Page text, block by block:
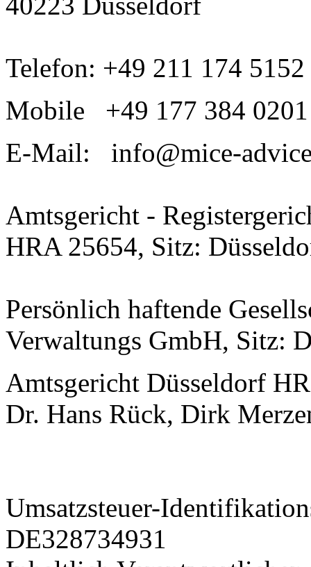
Telefon: +49 211 174 5152
Mobile +49 177 384 0201
E-Mail: info@mice-
Amtsgericht -
HRA 25654, Sitz:
Persönlich haftende
Verwaltungs GmbH, Sitz:
Amtsgericht Düsseldorf
Dr. Hans Rück, Dirk
Umsatzsteuer-
DE328734931